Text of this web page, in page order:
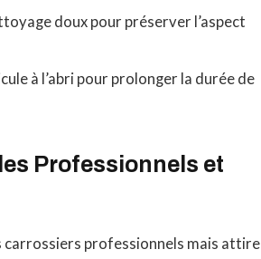
doux pour préserver l’aspect
à l’abri pour prolonger la durée de
Professionnels et
carrossiers professionnels mais attire